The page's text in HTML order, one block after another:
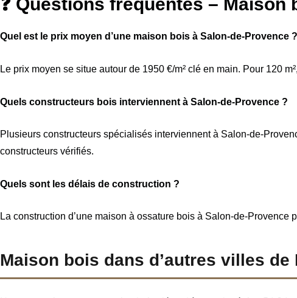
❓ Questions fréquentes –
Quel est le prix moyen d’une maison bois à Salon-de-Provence ?
Le prix moyen se situe autour de 1950 €/m² clé en main. Pour 120
Quels constructeurs bois interviennent à Salon-de-Provence ?
Plusieurs constructeurs spécialisés interviennent à Salon-de-
constructeurs vérifiés.
Quels sont les délais de construction ?
La construction d’une maison à ossature bois à Salon-de-
Maison bois dans d’autres villes de